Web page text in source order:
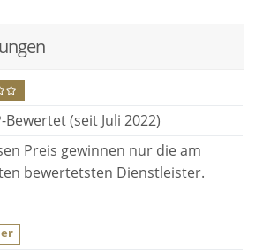
Bewertet (seit Juli 2022)
Preis gewinnen nur die am
bewertetsten Dienstleister.